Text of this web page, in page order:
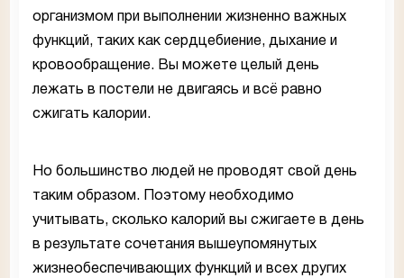
организмом при выполнении жизненно важных
функций, таких как сердцебиение, дыхание и
кровообращение. Вы можете целый день
лежать в постели не двигаясь и всё равно
сжигать калории.
Но большинство людей не проводят свой день
таким образом. Поэтому необходимо
учитывать, сколько калорий вы сжигаете в день
в результате сочетания вышеупомянутых
жизнеобеспечивающих функций и всех других